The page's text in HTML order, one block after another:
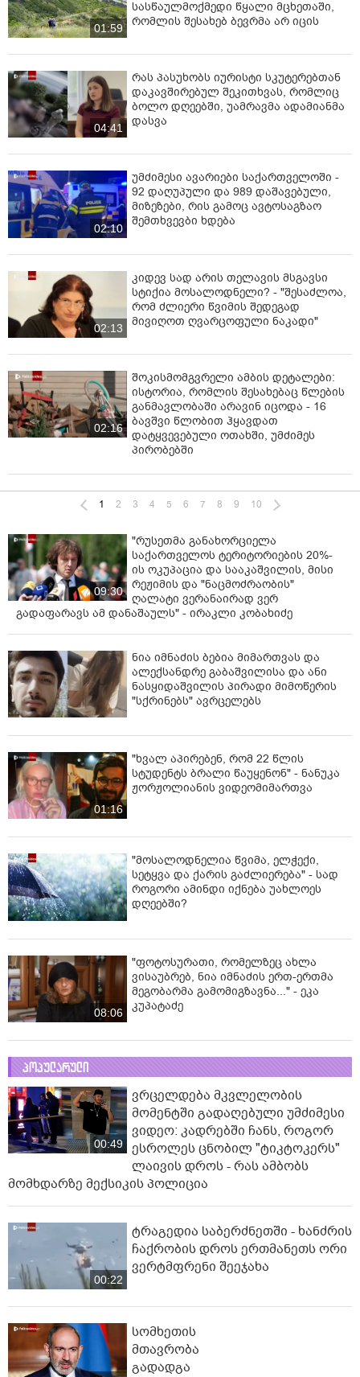
01:59
სასწაულმოქმედი წყალი მცხეთაში,
რომლის შესახებ ბევრმა არ იცის
04:41
რას პასუხობს იურისტი სკუტერებთან
დაკავშირებულ შეკითხვას, რომლიც
ბოლო დღეებში, უამრავმა ადამიანმა
დასვა
02:10
უმძიმესი ავარიები საქართველოში -
92 დაღუპული და 989 დაშავებული,
მიზეზები, რის გამოც ავტოსაგზაო
შემთხვევბი ხდება
02:13
კიდევ სად არის თელავის მსგავსი
სტიქია მოსალოდნელი? - "შესაძლოა,
რომ ძლიერი წვიმის შედეგად
მივიღოთ ღვარცოფული ნაკადი"
02:16
შოკისმომგვრელი ამბის დეტალები:
ისტორია, რომლის შესახებაც წლების
განმავლობაში არავინ იცოდა - 16
ბავშვი წლობით ჰყავდათ
დატყვევებული ოთახში, უმძიმეს
პირობებში
1 2 3 4 5 6 7 8 9 10
09:30
"რუსეთმა განახორციელა
საქართველოს ტერიტორიების 20%-
ის ოკუპაცია და სააკაშვილის, მისი
რეჟიმის და "ნაცმოძრაობის"
ღალატი ვერანაირად ვერ
გადაფარავს ამ დანაშაულს" - ირაკლი კობახიძე
ნია იმნაძის ბებია მიმართვას და
ალექსანდრე გაბაშვილისა და ანი
ნასყიდაშვილის პირადი მიმოწერის
"სქრინებს" ავრცელებს
01:16
"ხვალ აპირებენ, რომ 22 წლის
სტუდენტს ბრალი წაუყენონ" - ნანუკა
ჟორჟოლიანის ვიდეომიმართვა
"მოსალოდნელია წვიმა, ელჭექი,
სეტყვა და ქარის გაძლიერება" - სად
როგორი ამინდი იქნება უახლოეს
დღეებში?
08:06
"ფოტოსურათი, რომელზეც ახლა
ვისაუბრებ, ნია იმნაძის ერთ-ერთმა
მეგობარმა გამომიგზავნა..." - ეკა
კუპატაძე
პოპულარული
00:49
ვრცელდება მკვლელობის
მომენტში გადაღებული უმძიმესი
ვიდეო: კადრებში ჩანს, როგორ
ესროლეს ცნობილ "ტიკტოკერს"
ლაივის დროს - რას ამბობს
მომხდარზე მექსიკის პოლიცია
00:22
ტრაგედია საბერძნეთში - ხანძრის
ჩაქრობის დროს ერთმანეთს ორი
ვერტმფრენი შეეჯახა
სომხეთის
მთავრობა
გადადგა